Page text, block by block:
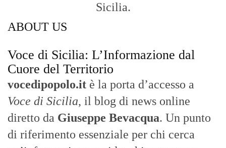
Sicilia.
ABOUT US
Voce di Sicilia: L’Informazione dal
Cuore del Territorio
vocedipopolo.it è la porta d’accesso a
Voce di Sicilia, il blog di news online
diretto da Giuseppe Bevacqua. Un punto
di riferimento essenziale per chi cerca